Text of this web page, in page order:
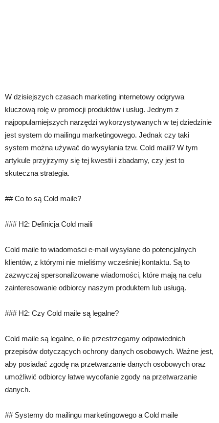
W dzisiejszych czasach marketing internetowy odgrywa
kluczową rolę w promocji produktów i usług. Jednym z
najpopularniejszych narzędzi wykorzystywanych w tej dziedzinie
jest system do mailingu marketingowego. Jednak czy taki
system można używać do wysyłania tzw. Cold maili? W tym
artykule przyjrzymy się tej kwestii i zbadamy, czy jest to
skuteczna strategia.
## Co to są Cold maile?
### H2: Definicja Cold maili
Cold maile to wiadomości e-mail wysyłane do potencjalnych
klientów, z którymi nie mieliśmy wcześniej kontaktu. Są to
zazwyczaj spersonalizowane wiadomości, które mają na celu
zainteresowanie odbiorcy naszym produktem lub usługą.
### H2: Czy Cold maile są legalne?
Cold maile są legalne, o ile przestrzegamy odpowiednich
przepisów dotyczących ochrony danych osobowych. Ważne jest,
aby posiadać zgodę na przetwarzanie danych osobowych oraz
umożliwić odbiorcy łatwe wycofanie zgody na przetwarzanie
danych.
## Systemy do mailingu marketingowego a Cold maile